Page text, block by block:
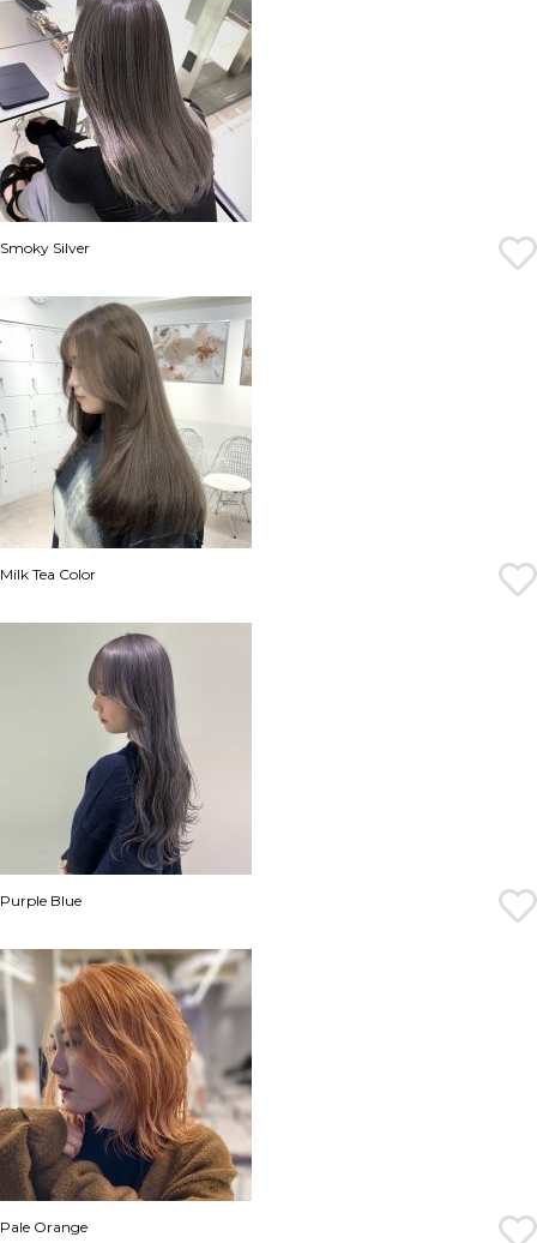
Smoky Silver
Milk Tea Color
Purple Blue
Pale Orange